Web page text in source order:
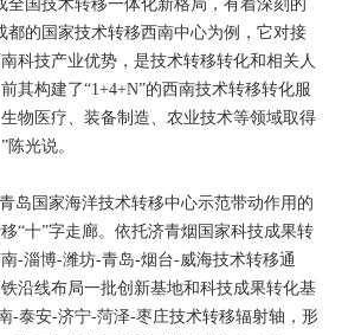
全国技术转移一体化新格局，有着深刻的
都的国家技术转移西南中心为例，它对接
科技产业优势，是技术转移转化和相关人
其构建了“1+4+N”的西南技术转移转化服
物医疗、装备制造、农业技术等领域取得
光说。
国家海洋技术转移中心示范带动作用的
“十”字走廊。依托济青烟国家科技成果转
-淄博-潍坊-青岛-烟台-威海技术转移通
沿线布局一批创新基地和科技成果转化基
-泰安-济宁-菏泽-枣庄技术转移辐射轴，形